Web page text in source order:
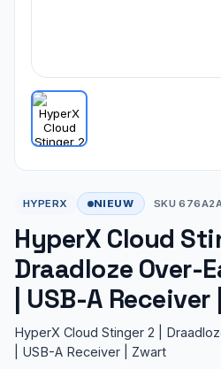
HYPERX NIEUW SKU
HyperX Cloud
Draadloze Over-
| USB-A
HyperX Cloud Stinger 2 |
| USB-A Receiver | Zwart